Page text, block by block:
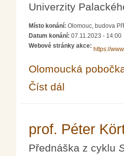
Univerzity
Místo konání: Olomouc, budova
Datum konání: 07.11.2023 - 14:00
Webové stránky akce:
https://
Olomoucká
Číst dál
prof. Péter
Přednáška z cyklu